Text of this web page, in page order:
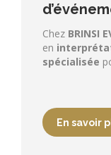
Chez BRINSI
en
spécialisée
En savoir